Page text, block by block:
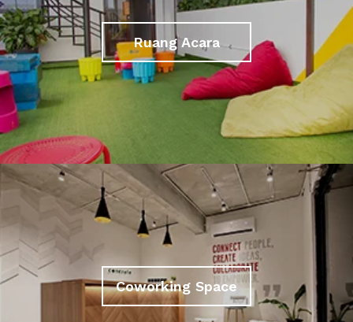
Ruang Acara
Coworking Space